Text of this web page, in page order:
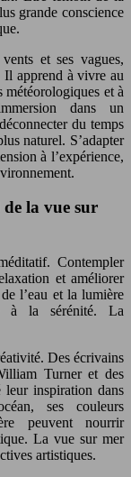
grande conscience
et ses vagues,
Il apprend à vivre au
météorologiques et à
dans un
du temps
naturel. S’adapter
à l’expérience,
la vue sur
Contempler
et améliorer
l’eau et la lumière
à la sérénité. La
Des écrivains
Turner et des
leur inspiration dans
ses couleurs
peuvent nourrir
La vue sur mer
artistiques.